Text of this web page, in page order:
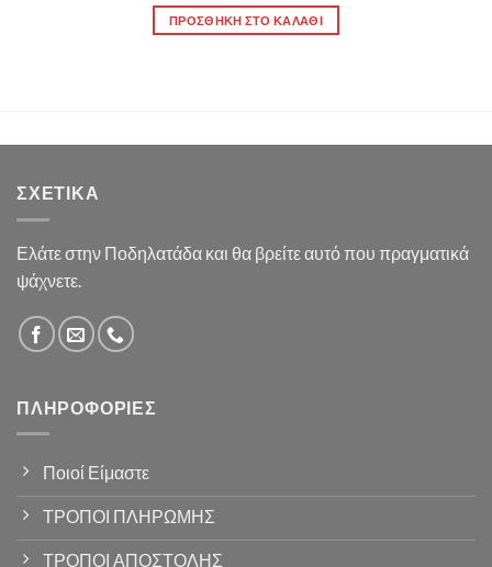
ΠΡΟΣΘΉΚΗ ΣΤΟ ΚΑΛΆΘΙ
ΣΧΕΤΙΚΆ
Ελάτε στην Ποδηλατάδα και θα βρείτε αυτό που πραγματικά
ψάχνετε.
ΠΛΗΡΟΦΟΡΊΕΣ
Ποιοί Είμαστε
ΤΡΟΠΟΙ ΠΛΗΡΩΜΗΣ
ΤΡΟΠΟΙ ΑΠΟΣΤΟΛΗΣ